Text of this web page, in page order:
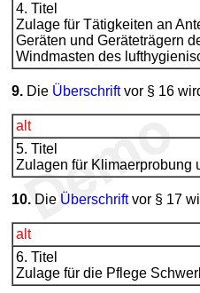
4. Titel
Zulage für Tätigkeiten an
Geräten und Geräteträgern
Windmasten des
9. Die Überschriftvor § 16
alt
5. Titel
Zulagen für Klimaerprobung
10. Die Überschriftvor § 17
alt
6. Titel
Zulage für die Pflege